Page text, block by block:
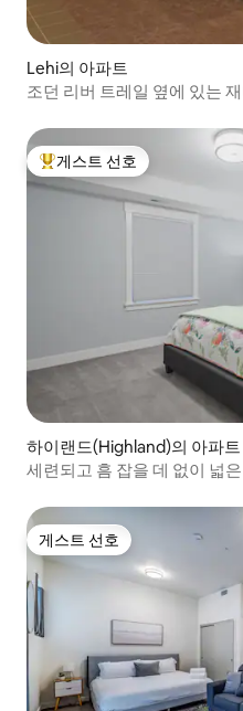
Lehi의 아파트
조던 리버 트레일 옆에 있는
상위 게스트 선호
게스트 선호
하이랜드(Highland)의 아파트
세련되고 흠 잡을 데 없이 넓
게스트 선호
게스트 선호